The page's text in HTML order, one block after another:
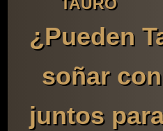
TAURO
¿Pueden
soñar
juntos